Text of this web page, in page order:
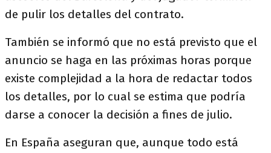
de pulir los detalles del contrato.
También se informó que no está previsto que el
anuncio se haga en las próximas horas porque
existe complejidad a la hora de redactar todos
los detalles, por lo cual se estima que podría
darse a conocer la decisión a fines de julio.
En España aseguran que, aunque todo está